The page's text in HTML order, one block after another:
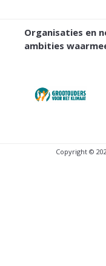
Organisaties en
ambities
Copyright ©